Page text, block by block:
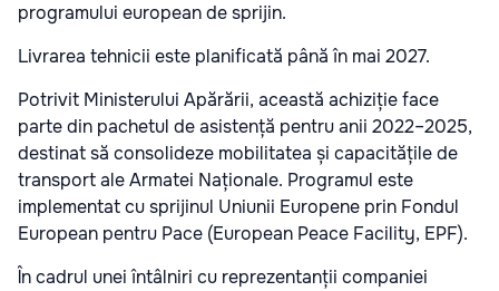
programului european de sprijin.
Livrarea tehnicii este planificată până în mai 2027.
Potrivit Ministerului Apărării, această achiziție face
parte din pachetul de asistență pentru anii 2022–2025,
destinat să consolideze mobilitatea și capacitățile de
transport ale Armatei Naționale. Programul este
implementat cu sprijinul Uniunii Europene prin Fondul
European pentru Pace (European Peace Facility, EPF).
În cadrul unei întâlniri cu reprezentanții companiei